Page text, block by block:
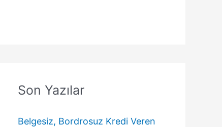
Son Yazılar
Belgesiz, Bordrosuz Kredi Veren